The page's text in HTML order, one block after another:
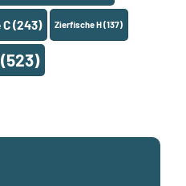
(243) Zierfische H(137)
(523)